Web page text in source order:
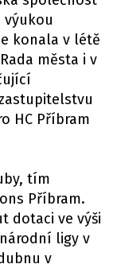
výukou
konala v létě
města i v
HC Příbram
tím
Příbram.
dotaci ve výši
ligy v
v